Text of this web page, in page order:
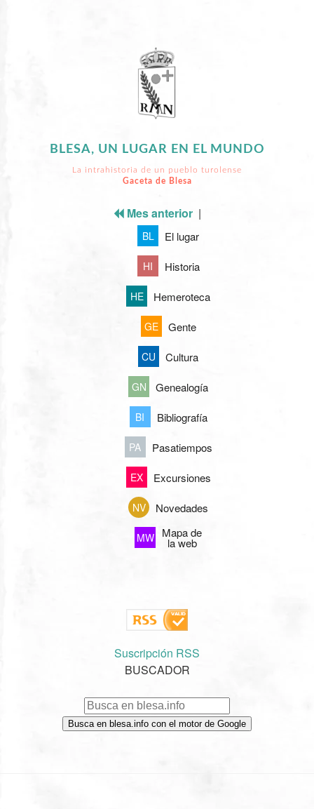
BLESA, UN LUGAR EN EL MUNDO
La intrahistoria de un pueblo turolense
Gaceta de Blesa
Mes anterior|
BL El lugar
HI Historia
HE Hemeroteca
GE Gente
CU Cultura
GN Genealogía
BI Bibliografía
PA Pasatiempos
EX Excursiones
NV Novedades
MW Mapa de
la web
Suscripción RSS
BUSCADOR
Busca en blesa.info con el motor de Google